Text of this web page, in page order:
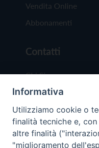
Vendita Online
Abbonamenti
Contatti
Chi Siamo
Redazione
Scrivici
Informativa
Utilizziamo cookie o
finalità tecniche e,
altre finalità
"miglioramento